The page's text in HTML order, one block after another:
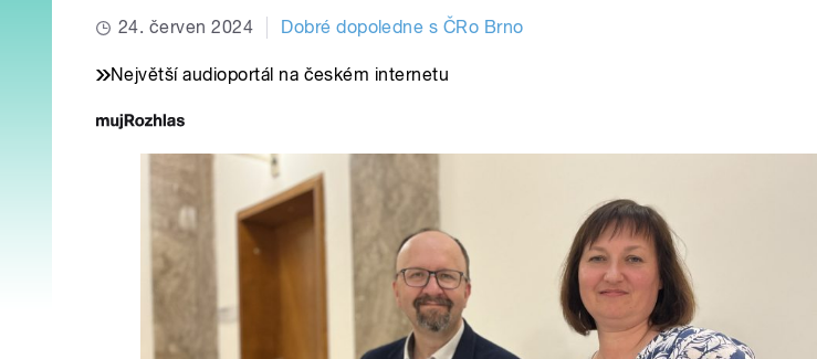
24. červen 2024 Dobré dopoledne s ČRo Brno
Největší audioportál na českém internetu